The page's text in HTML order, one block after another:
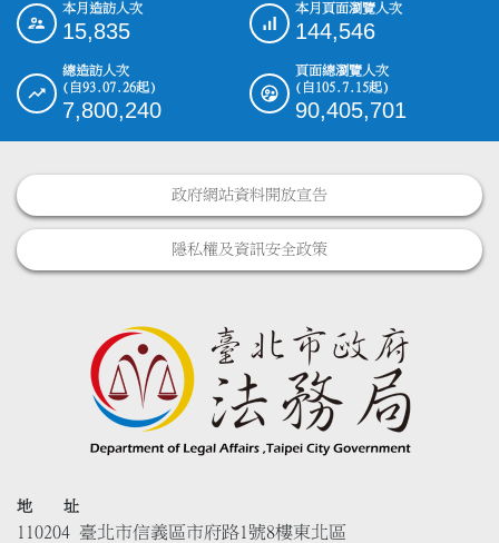
::: 本月造訪人次
15,835
本月頁面瀏覽人次
144,546
總造訪人次
(自93.07.26起)
7,800,240
頁面總瀏覽人次
(自105.7.15起)
90,405,701
政府網站資料開放宣告
隱私權及資訊安全政策
地 址
110204 臺北市信義區市府路1號8樓東北區